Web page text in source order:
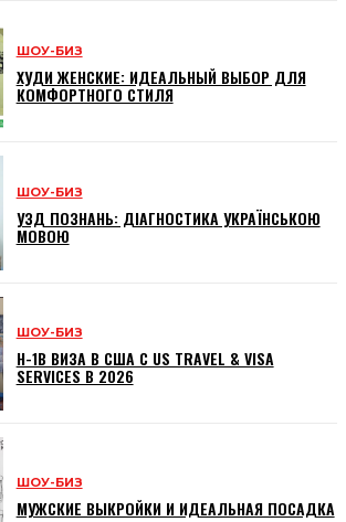
ШОУ-БИЗ
ХУДИ ЖЕНСКИЕ: ИДЕАЛЬНЫЙ ВЫБОР ДЛЯ
КОМФОРТНОГО СТИЛЯ
ШОУ-БИЗ
УЗД ПОЗНАНЬ: ДІАГНОСТИКА УКРАЇНСЬКОЮ
МОВОЮ
ШОУ-БИЗ
H-1B ВИЗА В США С US TRAVEL & VISA
SERVICES В 2026
ШОУ-БИЗ
МУЖСКИЕ ВЫКРОЙКИ И ИДЕАЛЬНАЯ ПОСАДКА